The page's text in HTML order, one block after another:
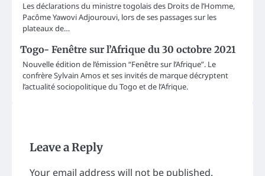
Les déclarations du ministre togolais des Droits de l’Homme,
Pacôme Yawovi Adjourouvi, lors de ses passages sur les
plateaux de…
Togo- Fenêtre sur l’Afrique du 30 octobre 2021
Nouvelle édition de l’émission “Fenêtre sur l’Afrique”. Le
confrère Sylvain Amos et ses invités de marque décryptent
l’actualité sociopolitique du Togo et de l’Afrique.
Leave a Reply
Your email address will not be published.